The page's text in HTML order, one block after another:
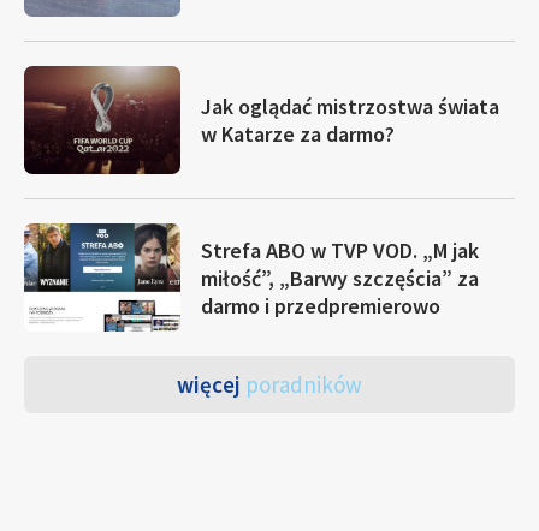
Jak oglądać mistrzostwa świata
w Katarze za darmo?
Strefa ABO w TVP VOD. „M jak
miłość”, „Barwy szczęścia” za
darmo i przedpremierowo
więcej poradników